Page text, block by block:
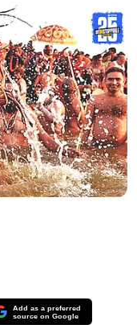
Add as a preferred
source on Google